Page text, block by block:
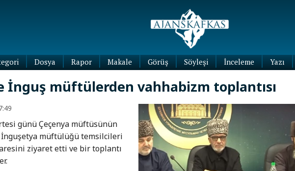
Dosya Rapor Makale Görüş Söyleşi İnceleme
Yazı
Yazıları
İnguş müftülerden vahhabizm toplantısı
günü Çeçenya müftüsünün
müftülüğü temsilcileri
ziyaret etti ve bir toplantı